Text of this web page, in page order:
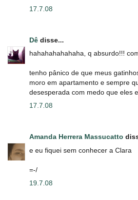
17.7.08
Dê disse...
hahahahahahaha, q absurdo!!!
tenho pânico de que meus
moro em apartamento e sempre
desesperada com medo que eles
17.7.08
Amanda Herrera Massucatto
e eu fiquei sem conhecer a Clara
=-/
19.7.08